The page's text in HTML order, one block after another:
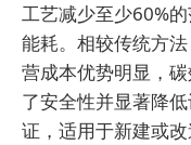
工艺减少至少60%
能耗。相较传统方
营成本优势明显，
了安全性并显著降
证，适用于新建或